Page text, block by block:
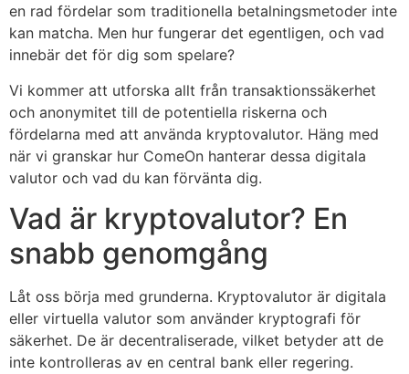
en rad fördelar som traditionella betalningsmetoder inte
kan matcha. Men hur fungerar det egentligen, och vad
innebär det för dig som spelare?
Vi kommer att utforska allt från transaktionssäkerhet
och anonymitet till de potentiella riskerna och
fördelarna med att använda kryptovalutor. Häng med
när vi granskar hur ComeOn hanterar dessa digitala
valutor och vad du kan förvänta dig.
Vad är kryptovalutor? En
snabb genomgång
Låt oss börja med grunderna. Kryptovalutor är digitala
eller virtuella valutor som använder kryptografi för
säkerhet. De är decentraliserade, vilket betyder att de
inte kontrolleras av en central bank eller regering.